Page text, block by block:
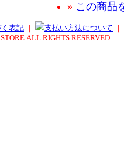
» この商品
表記 ｜ 支払い方法について ｜
RIGHTS RESERVED.